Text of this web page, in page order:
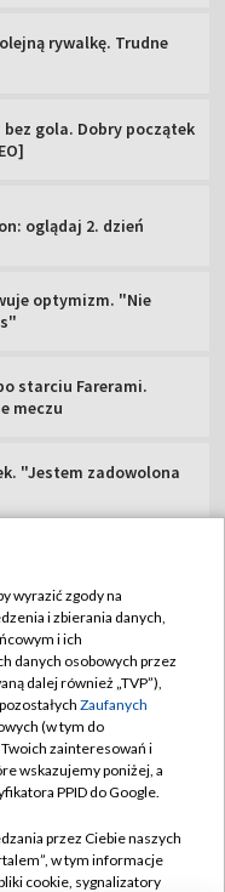
rywalkę. Trudne
gola. Dobry początek
oglądaj 2. dzień
optymizm. "Nie
starciu Farerami.
meczu
"Jestem zadowolona
wyrazić zgody na
i zbierania danych,
i ich
danych osobowych przez
dalej również „TVP”),
Zaufanych
(w tym do
zainteresowań i
wskazujemy poniżej, a
PPID do Google.
przez Ciebie naszych
w tym informacje
cookie, sygnalizatory